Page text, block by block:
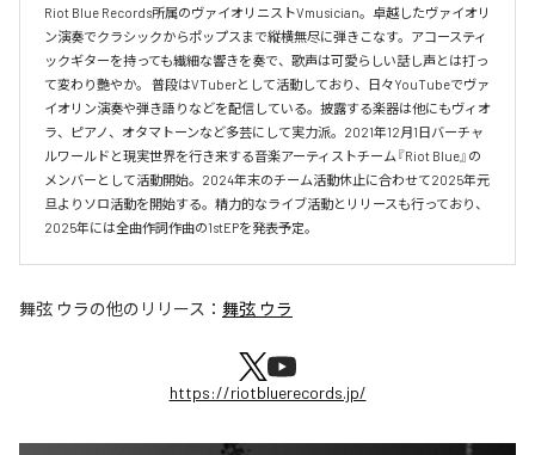
Riot Blue Records所属のヴァイオリニストVmusician。卓越したヴァイオリ
ン演奏でクラシックからポップスまで縦横無尽に弾きこなす。アコースティ
ックギターを持っても繊細な響きを奏で、歌声は可愛らしい話し声とは打っ
て変わり艷やか。 普段はVTuberとして活動しており、日々YouTubeでヴァ
イオリン演奏や弾き語りなどを配信している。披露する楽器は他にもヴィオ
ラ、ピアノ、オタマトーンなど多芸にして実力派。2021年12月1日バーチャ
ルワールドと現実世界を行き来する音楽アーティストチーム『Riot Blue』の
メンバーとして活動開始。2024年末のチーム活動休止に合わせて2025年元
旦よりソロ活動を開始する。精力的なライブ活動とリリースも行っており、
2025年には全曲作詞作曲の1stEPを発表予定。
舞弦 ウラの他のリリース： 舞弦 ウラ
https://riotbluerecords.jp/